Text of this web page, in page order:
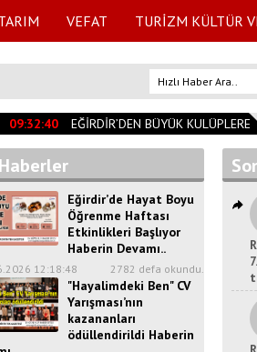
VEFAT TURİZM KÜLTÜR
09:32:40 EĞİRDİR’DEN BÜYÜK KULÜPLERE
Eğirdir’de Hayat Boyu
Öğrenme Haftası
Etkinlikleri Başlıyor
Haberin Devamı..
12:18:48 2782 defa okundu.
"Hayalimdeki Ben" CV
Yarışması’nın
kazananları
ödüllendirildi Haberin